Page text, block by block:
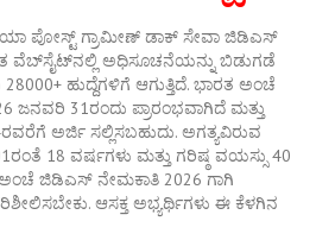
ಪೋಸ್ಟ್ ಗ್ರಾಮೀಣ್ ಡಾಕ್ ಸೇವಾ ಜಿಡಿಎಸ್
ವೆಬ್‌ಸೈಟ್‌ನಲ್ಲಿ ಅಧಿಸೂಚನೆಯನ್ನು ಬಿಡುಗಡೆ
ಹುದ್ದೆಗಳಿಗೆ ಆಗುತ್ತಿದೆ. ಭಾರತ ಅಂಚೆ
ಜನವರಿ 31ರಂದು ಪ್ರಾರಂಭವಾಗಿದೆ ಮತ್ತು
ಅರ್ಜಿ ಸಲ್ಲಿಸಬಹುದು. ಅಗತ್ಯವಿರುವ
18 ವರ್ಷಗಳು ಮತ್ತು ಗರಿಷ್ಠ ವಯಸ್ಸು 40
ಜಿಡಿಎಸ್ ನೇಮಕಾತಿ 2026 ಗಾಗಿ
ಆಸಕ್ತ ಅಭ್ಯರ್ಥಿಗಳು ಈ ಕೆಳಗಿನ